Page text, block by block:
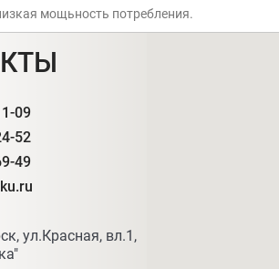
мощьность потребления.
09
52
49
ул.Красная, вл.1,